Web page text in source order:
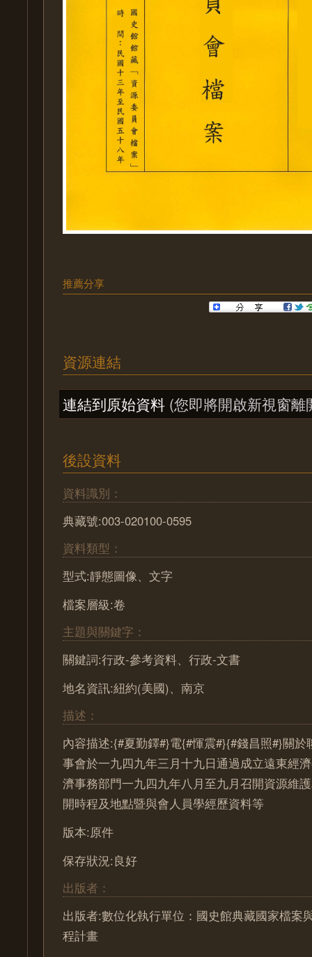
推薦分享
資源連結
連結到原始資料 (您即將開啟新視窗離
後設資料
資料識別：
典藏號:003-020100-0595
資料類型：
型式:靜態圖像、文字
檔案層級:卷
主題與關鍵字：
關鍵詞:行政-參考資料、行政-文書
地名資訊:紐約(美國)、南京
描述：
內容描述:{#夏勤鐸#}電{#惲震#}{#錢昌照#}關於
事會於一九四九年三月十九日通過成立遠東經
濟事務部門一九四九年八月至九月召開資源維
開時程及地點暨與會人員學經歷資料等
版本:原件
保存狀況:良好
出版者：
出版者:數位化執行單位：國史館典藏國家檔案
程計畫